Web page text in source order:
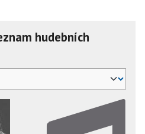
hudebních